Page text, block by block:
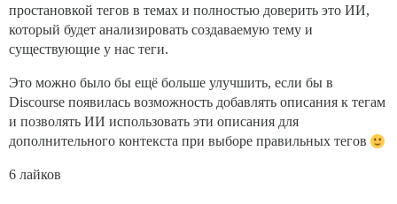
простановкой тегов в темах и полностью доверить это ИИ,
который будет анализировать создаваемую тему и
существующие у нас теги.
Это можно было бы ещё больше улучшить, если бы в
Discourse появилась возможность добавлять описания к тегам
и позволять ИИ использовать эти описания для
дополнительного контекста при выборе правильных тегов
6 лайков